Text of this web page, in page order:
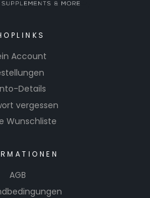
Account
Details
vergessen
Wunschliste
AGB